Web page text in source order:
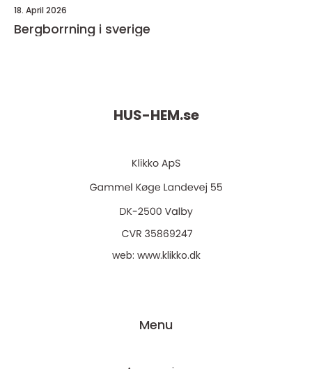
18. April 2026
Bergborrning i sverige
HUS-HEM.se
web: www.klikko.dk
Menu